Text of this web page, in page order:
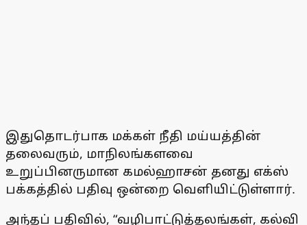
இதுதொடர்பாக மக்கள் நீதி மய்யத்தின்
தலைவரும், மாநிலங்களவை
உறுப்பினருமான கமல்ஹாசன் தனது எக்ஸ்
பக்கத்தில் பதிவு ஒன்றை வெளியிட்டுள்ளார்.
அந்தப் பதிவில், “வழிபாட்டுத்தலங்கள், கல்வி